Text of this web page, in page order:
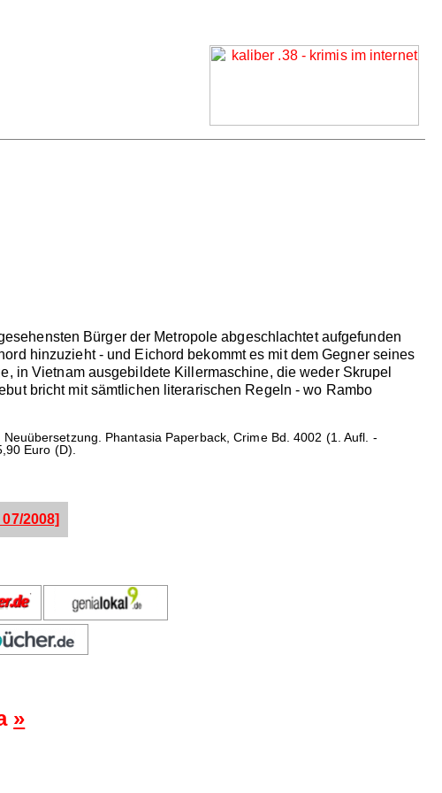
Bürger der Metropole abgeschlachtet aufgefunden
hinzuzieht - und Eichord bekommt es mit dem Gegner seines
in Vietnam ausgebildete Killermaschine, die weder Skrupel
bricht mit sämtlichen literarischen Regeln - wo Rambo
Phantasia Paperback, Crime Bd. 4002 (1. Aufl. -
Euro (D).
2008]
»